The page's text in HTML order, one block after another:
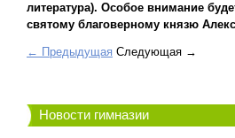
литература). Особое внимание
святому благоверному князю
← Предыдущая Следующая →
Новости гимназии